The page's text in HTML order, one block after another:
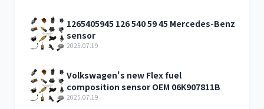
卡尔玛
1265405945 126 540 59 45 Mercedes-Benz
sensor
2025.07.19
Volkswagen's new Flex fuel
composition sensor OEM 06K907811B
2025.07.19